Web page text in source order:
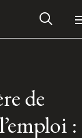
de
: